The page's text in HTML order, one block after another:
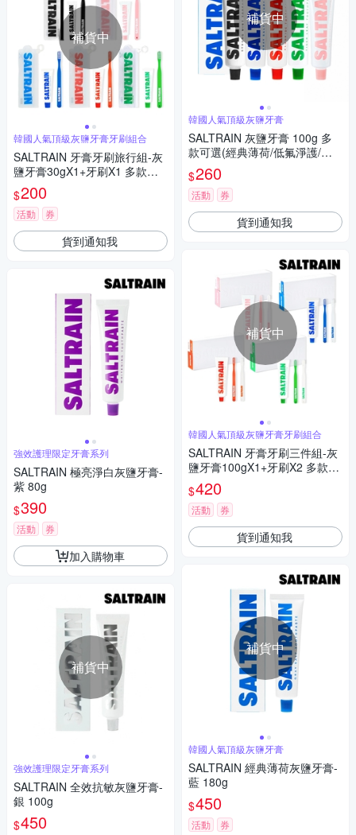
補貨中
韓國人氣頂級灰鹽牙膏牙刷組合
SALTRAIN 牙膏牙刷旅行組-灰
鹽牙膏30gX1+牙刷X1 多款可
選 (經典薄荷/低氟淨護/積雪草
修護/清恬香檸/強效薄荷)
$200
活動 券
貨到通知我
強效護理限定牙膏系列
SALTRAIN 極亮淨白灰鹽牙膏-
紫 80g
$390
活動 券
加入購物車
補貨中
強效護理限定牙膏系列
SALTRAIN 全效抗敏灰鹽牙膏-
銀 100g
$450
補貨中
韓國人氣頂級灰鹽牙膏
SALTRAIN 灰鹽牙膏 100g 多
款可選(經典薄荷/低氟淨護/積
雪草修護/清恬香檸/強效薄荷)
$260
活動 券
貨到通知我
補貨中
韓國人氣頂級灰鹽牙膏牙刷組合
SALTRAIN 牙膏牙刷三件組-灰
鹽牙膏100gX1+牙刷X2 多款可
選 (經典薄荷/低氟淨護/積雪草
修護/清恬香檸)
$420
活動 券
貨到通知我
補貨中
韓國人氣頂級灰鹽牙膏
SALTRAIN 經典薄荷灰鹽牙膏-
藍 180g
$450
活動 券